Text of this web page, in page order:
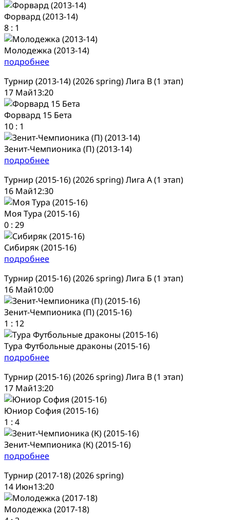
Форвард (2013-14)
8 : 1
Молодежка (2013-14)
подробнее
Турнир (2013-14) (2026 spring) Лига В (1 этап)
17 Май13:20
Форвард 15 Бета
10 : 1
Зенит-Чемпионика (П) (2013-14)
подробнее
Турнир (2015-16) (2026 spring) Лига А (1 этап)
16 Май12:30
Моя Тура (2015-16)
0 : 29
Сибиряк (2015-16)
подробнее
Турнир (2015-16) (2026 spring) Лига Б (1 этап)
16 Май10:00
Зенит-Чемпионика (П) (2015-16)
1 : 12
Тура Футбольные драконы (2015-16)
подробнее
Турнир (2015-16) (2026 spring) Лига В (1 этап)
17 Май13:20
Юниор София (2015-16)
1 : 4
Зенит-Чемпионика (К) (2015-16)
подробнее
Турнир (2017-18) (2026 spring)
14 Июн13:20
Молодежка (2017-18)